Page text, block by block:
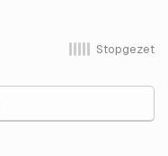
Stopgezet